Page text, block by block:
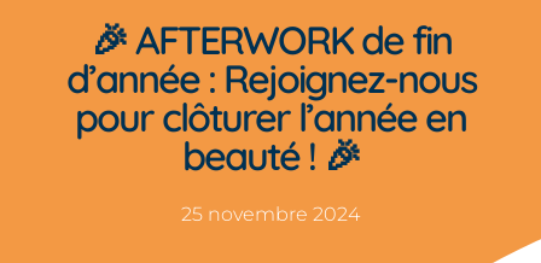
🎉 AFTERWORK de fin
d’année : Rejoignez-nous
pour clôturer l’année en
beauté ! 🎉
25 novembre 2024